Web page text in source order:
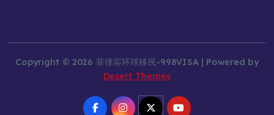
Copyright © 2026 菲律宾环球移民-998VISA | Powered by
Desert Themes